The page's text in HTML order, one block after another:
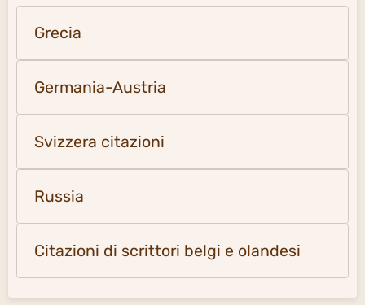
Grecia
Germania-Austria
Svizzera citazioni
Russia
Citazioni di scrittori belgi e olandesi